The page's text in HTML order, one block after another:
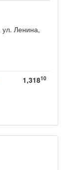
ул. Ленина,
1,31810